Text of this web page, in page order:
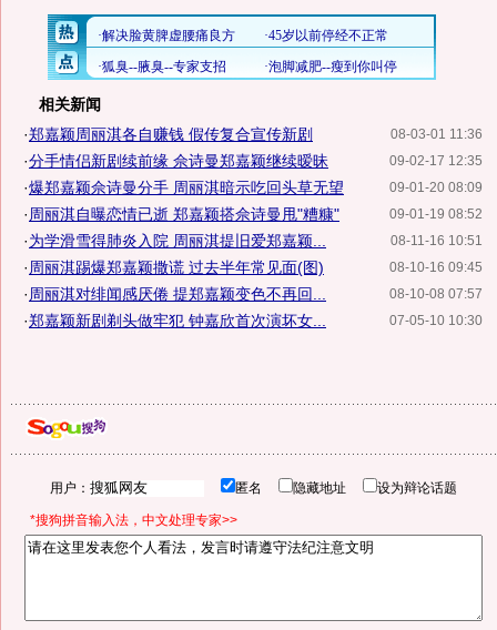
相关新闻
08-03-01 11:36
·郑嘉颖周丽淇各自赚钱 假传复合宣传新剧
09-02-17 12:35
·分手情侣新剧续前缘 佘诗曼郑嘉颖继续暧昧
09-01-20 08:09
·爆郑嘉颖佘诗曼分手 周丽淇暗示吃回头草无望
09-01-19 08:52
· 周丽淇自曝恋情已逝 郑嘉颖搭佘诗曼甩"糟糠"
08-11-16 10:51
·为学滑雪得肺炎入院 周丽淇提旧爱郑嘉颖...
08-10-16 09:45
· 周丽淇踢爆郑嘉颖撒谎 过去半年常见面(图)
08-10-08 07:57
· 周丽淇对绯闻感厌倦 提郑嘉颖变色不再回...
07-05-10 10:30
·郑嘉颖新剧剃头做牢犯 钟嘉欣首次演坏女...
用户： 匿名 隐藏地址 设为辩论话题
*搜狗拼音输入法，中文处理专家>>